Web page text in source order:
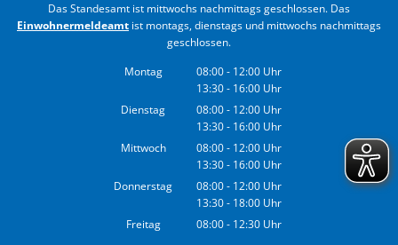
Das Standesamt ist mittwochs nachmittags geschlossen. Das
Einwohnermeldeamt ist montags, dienstags und mittwochs nachmittags
geschlossen.
Montag
08:00- 12:00 Uhr
Von 08:00 bis 12:00 Uhr
13:30- 16:00 Uhr
Von 13:30 bis 16:00 Uhr
Dienstag 08:00- 12:00 Uhr
Von 08:00 bis 12:00 Uhr
13:30- 16:00 Uhr
Von 13:30 bis 16:00 Uhr
Mittwoch 08:00- 12:00 Uhr
Von 08:00 bis 12:00 Uhr
13:30- 16:00 Uhr
Von 13:30 bis 16:00 Uhr
Donnerstag 08:00- 12:00 Uhr
Von 08:00 bis 12:00 Uhr
13:30- 18:00 Uhr
Von 13:30 bis 18:00 Uhr
Freitag 08:00- 12:30 Uhr